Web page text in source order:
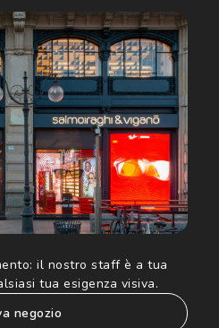
di avere più di 16 anni e
Dati Personali da parte di
l'invio di offerte speciali, novità
pubblicitario (consultare
ulteriori informazioni).
il nostro staff è a tua
tua esigenza visiva.
negozio